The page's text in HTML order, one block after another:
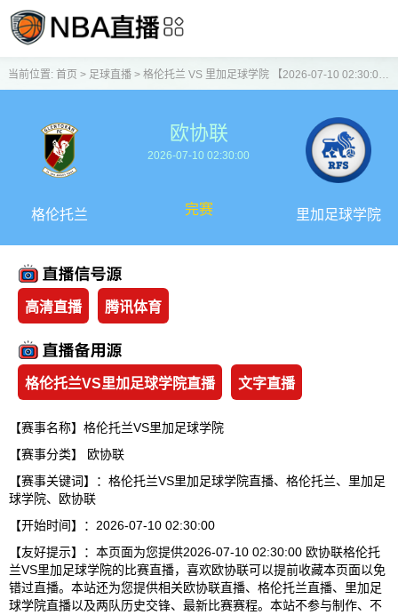
当前位置: 首页 > 足球直播> 格伦托兰 VS 里加足球学院 【2026-07-10 02:30:00】
格伦托兰
欧协联
2026-07-10 02:30:00
完赛 里加足球学院
高清直播 腾讯体育
格伦托兰VS里加足球学院直播 文字直播
【赛事名称】格伦托兰VS里加足球学院
【赛事分类】
欧协联
【赛事关键词】：格伦托兰VS里加足球学院直播、格伦托兰、里加足
球学院、欧协联
【开始时间】：2026-07-10 02:30:00
【友好提示】：本页面为您提供2026-07-10 02:30:00 欧协联格伦托
兰VS里加足球学院的比赛直播，喜欢欧协联可以提前收藏本页面以免
错过直播。本站还为您提供相关欧协联直播、格伦托兰直播、里加足
球学院直播以及两队历史交锋、最新比赛赛程。本站不参与制作、不